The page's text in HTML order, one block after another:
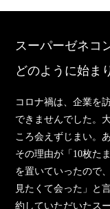
スーパーゼネコ
どのように始ま
コロナ禍は、企業を
できませんでした。
ころ会えずじまい。
その理由が「10枚た
を置いていったので
見たくて会った」と
約していただいたス